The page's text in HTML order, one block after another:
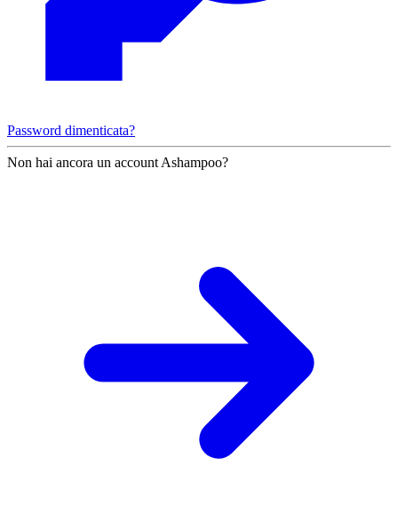
Password dimenticata?
Non hai ancora un account Ashampoo?